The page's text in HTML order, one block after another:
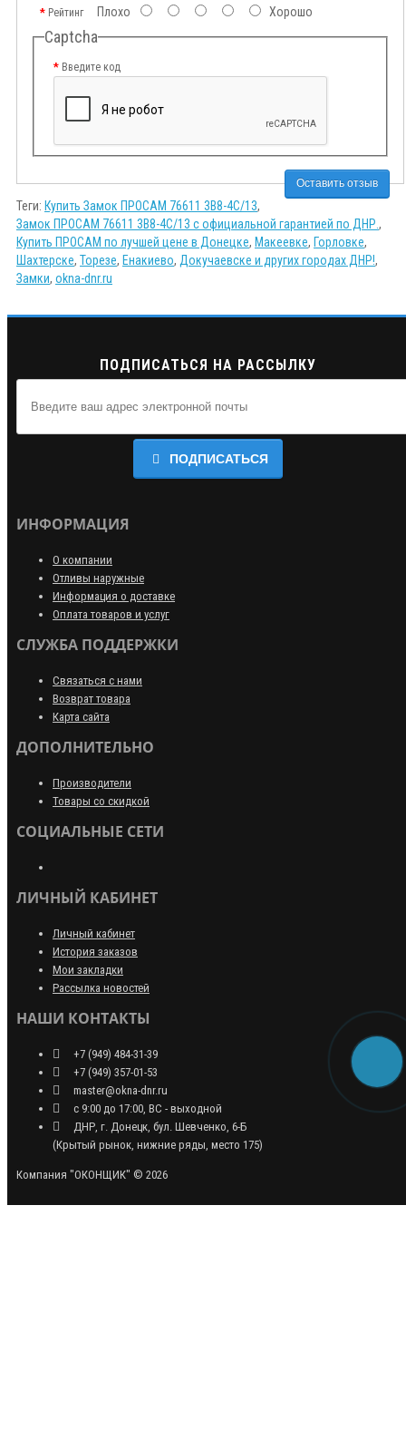
РейтингПлохо Хорошо
Captcha
Введите код
Оставить отзыв
Теги: Купить Замок ПРОСАМ 76611 3В8-4C/13,
Замок ПРОСАМ 76611 3В8-4C/13 с официальной гарантией по ДНР. ,
Купить ПРОСАМ по лучшей цене в Донецке, Макеевке, Горловке,
Шахтерске, Торезе, Енакиево, Докучаевске и других городах ДНР!,
Замки, okna-dnr.ru
ПОДПИСАТЬСЯ НА РАССЫЛКУ
ПОДПИСАТЬСЯ
ИНФОРМАЦИЯ
О компании
Отливы наружные
Информация о доставке
Оплата товаров и услуг
СЛУЖБА ПОДДЕРЖКИ
Связаться с нами
Возврат товара
Карта сайта
ДОПОЛНИТЕЛЬНО
Производители
Товары со скидкой
СОЦИАЛЬНЫЕ СЕТИ
ЛИЧНЫЙ КАБИНЕТ
Личный кабинет
История заказов
Мои закладки
Рассылка новостей
НАШИ КОНТАКТЫ
+7 (949) 484-31-39
+7 (949) 357-01-53
master@okna-dnr.ru
с 9:00 до 17:00, ВС - выходной
ДНР, г. Донецк, бул. Шевченко, 6-Б
(Крытый рынок, нижние ряды, место 175)
Компания "ОКОНЩИК" © 2026